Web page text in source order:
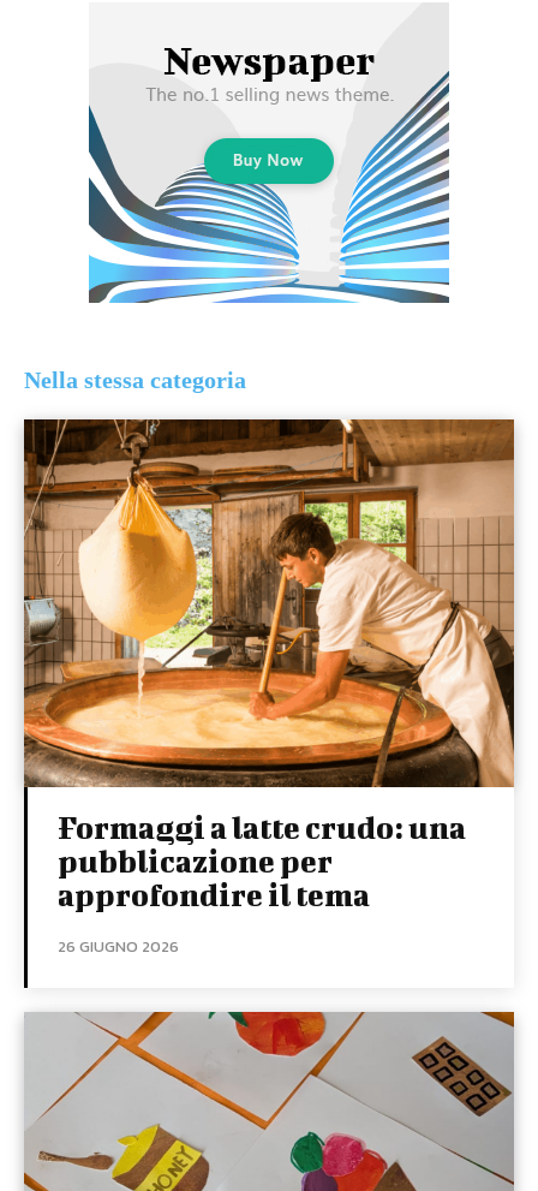
Nella stessa categoria
Formaggi a latte crudo: una
pubblicazione per
approfondire il tema
26 GIUGNO 2026